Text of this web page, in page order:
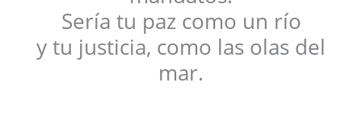
Sería tu paz como un río
y tu justicia, como las olas del
mar.